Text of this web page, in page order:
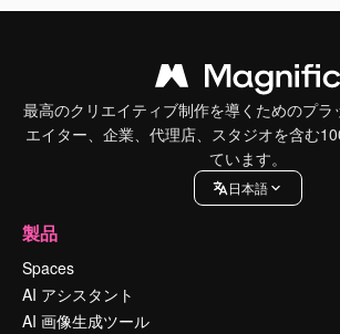
最高のクリエイティブ制作を導くためのプラ
エイター、企業、代理店、スタジオを含む
ています。
日本語
製品
Spaces
AI アシスタント
AI 画像生成ツール